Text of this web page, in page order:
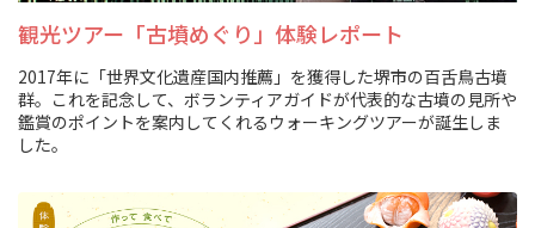
観光ツアー「古墳めぐり」体験レポート
2017年に「世界文化遺産国内推薦」を獲得した堺市の百舌鳥古墳
群。これを記念して、ボランティアガイドが代表的な古墳の見所や
鑑賞のポイントを案内してくれるウォーキングツアーが誕生しま
した。